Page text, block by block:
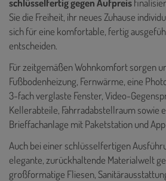
schlüsselfertig gegen Aufpreis
Sie die Freiheit, ihr neues Zuhause
sich für eine komfortable, fertig
entscheiden.
Für zeitgemäßen Wohnkomfort sorgen
Fußbodenheizung, Fernwärme, eine
3-fach verglaste Fenster, Video-
Kellerabteile, Fahrradabstellraum sowie
Brieffachanlage mit Paketstation und
Auch bei einer schlüsselfertigen
elegante, zurückhaltende Materialwelt
großformatige Fliesen,